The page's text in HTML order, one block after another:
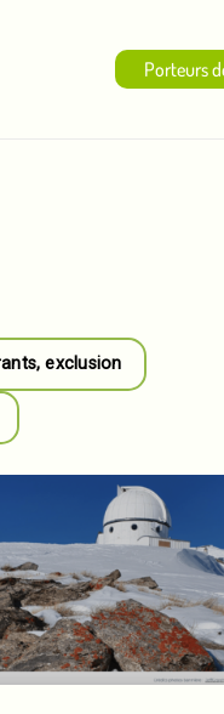
Porteurs
exclusion